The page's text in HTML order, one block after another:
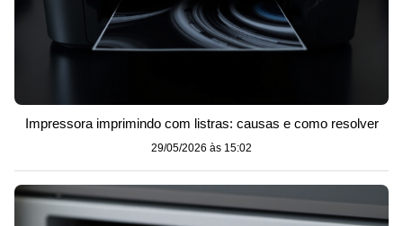
Impressora imprimindo com listras: causas e como resolver
29/05/2026 às 15:02